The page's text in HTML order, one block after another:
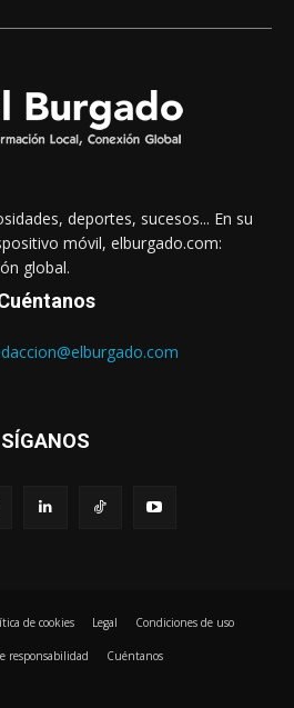
deportes, sucesos... En su
móvil, elburgado.com:
global.
SÍGANOS
de cookies Legal Condiciones de uso
responsabilidad Cuéntanos